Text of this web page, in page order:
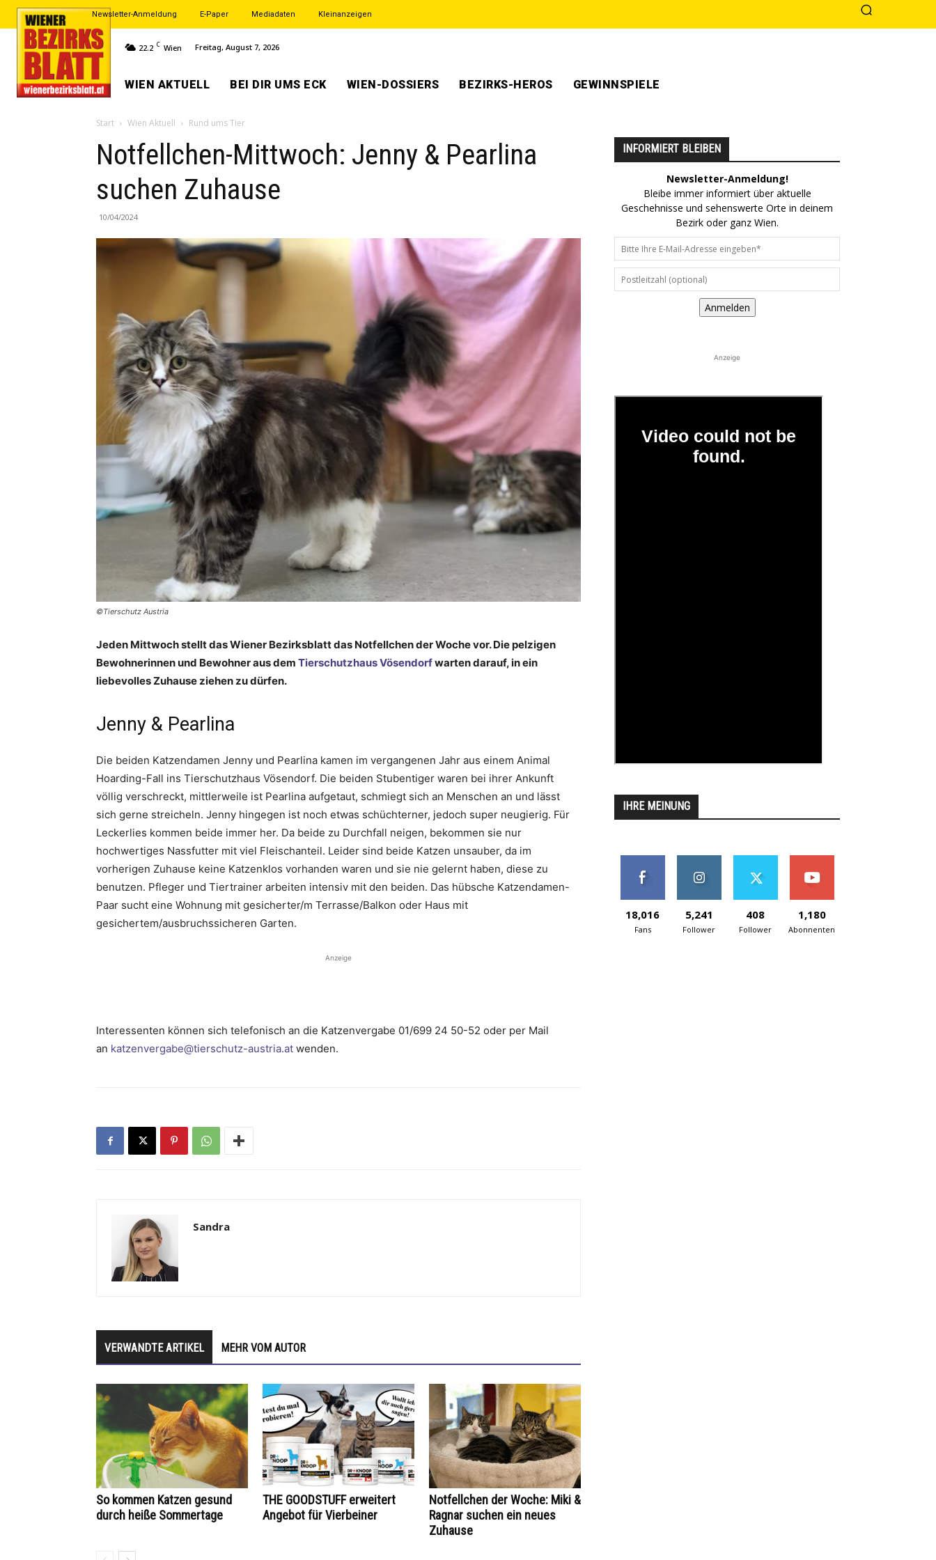
Newsletter-Anmeldung E-Paper Mediadaten Kleinanzeigen
22.2 C Wien Freitag, August 7, 2026
WIEN AKTUELL BEI DIR UMS ECK WIEN-DOSSIERS BEZIRKS-HEROS GEWINNSPIELE
Start Wien Aktuell Rund ums Tier
Notfellchen-Mittwoch: Jenny & Pearlina
suchen Zuhause
10/04/2024
©Tierschutz Austria
Jeden Mittwoch stellt das Wiener Bezirksblatt das Notfellchen der Woche vor. Die pelzigen
Bewohnerinnen und Bewohner aus dem Tierschutzhaus Vösendorfwarten darauf, in ein
liebevolles Zuhause ziehen zu dürfen.
Jenny & Pearlina
Die beiden Katzendamen Jenny und Pearlina kamen im vergangenen Jahr aus einem Animal
Hoarding-Fall ins Tierschutzhaus Vösendorf. Die beiden Stubentiger waren bei ihrer Ankunft
völlig verschreckt, mittlerweile ist Pearlina aufgetaut, schmiegt sich an Menschen an und lässt
sich gerne streicheln. Jenny hingegen ist noch etwas schüchterner, jedoch super neugierig. Für
Leckerlies kommen beide immer her. Da beide zu Durchfall neigen, bekommen sie nur
hochwertiges Nassfutter mit viel Fleischanteil. Leider sind beide Katzen unsauber, da im
vorherigen Zuhause keine Katzenklos vorhanden waren und sie nie gelernt haben, diese zu
benutzen. Pfleger und Tiertrainer arbeiten intensiv mit den beiden. Das hübsche Katzendamen-
Paar sucht eine Wohnung mit gesicherter/m Terrasse/Balkon oder Haus mit
gesichertem/ausbruchssicheren Garten.
Anzeige
Interessenten können sich telefonisch an die Katzenvergabe 01/699 24 50-52 oder per Mail
an katzenvergabe@tierschutz-austria.at wenden.
Sandra
VERWANDTE ARTIKEL MEHR VOM AUTOR
So kommen Katzen gesund
durch heiße Sommertage
THE GOODSTUFF erweitert
Angebot für Vierbeiner
Notfellchen der Woche: Miki &
Ragnar suchen ein neues
Zuhause
INFORMIERT BLEIBEN
Newsletter-Anmeldung!
Bleibe immer informiert über aktuelle
Geschehnisse und sehenswerte Orte in deinem
Bezirk oder ganz Wien.
Anmelden
Anzeige
IHRE MEINUNG
18,016
Fans
5,241
Follower
408
Follower
1,180
Abonnenten